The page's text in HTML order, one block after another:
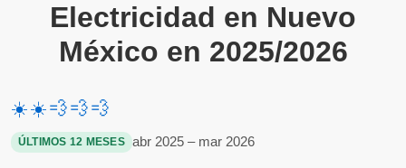
Electricidad en Nuevo
México en 2025/2026
☀️☀️💨💨💨
ÚLTIMOS 12 MESES abr 2025 – mar 2026